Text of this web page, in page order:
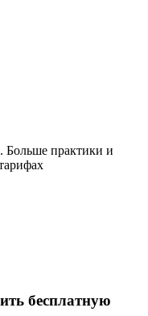
Больше практики и
бесплатную